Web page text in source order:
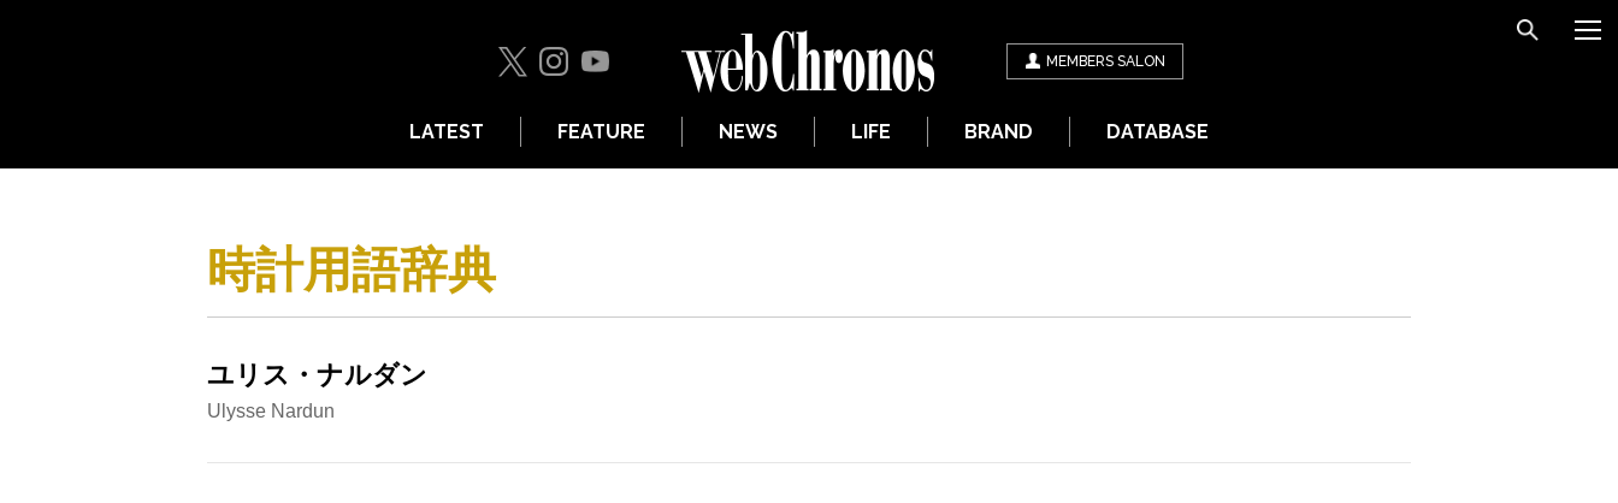
MEMBERS SALON
LATEST FEATURE NEWS LIFE BRAND DATABASE
時計用語辞典
ユリス・ナルダン
Ulysse Nardun